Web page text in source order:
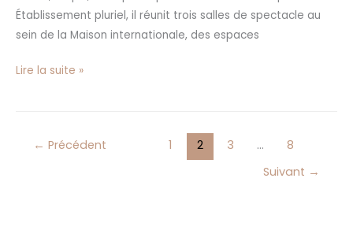
Établissement pluriel, il réunit trois salles de spectacle au
sein de la Maison internationale, des espaces
Lire la suite »
← Précédent 1 2 3 …
8
Suivant →